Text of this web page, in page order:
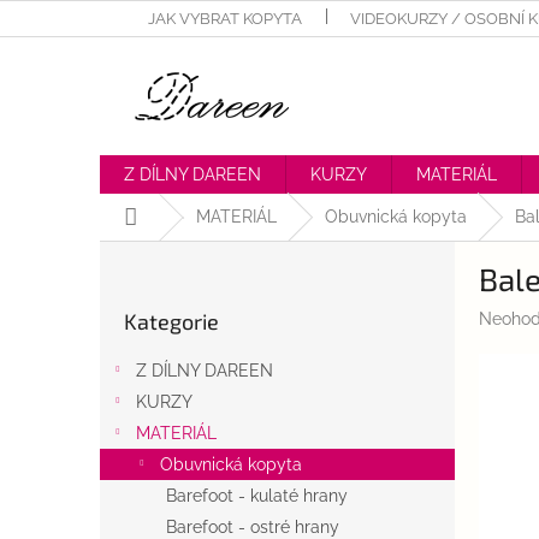
na
JAK VYBRAT KOPYTA VIDEOKURZY / OSOBNÍ
Z DÍLNY DAREEN KURZY MATERIÁL
Domů MATERIÁL Obuvnická kopyta
kategorie
Kategorie
Z DÍLNY DAREEN
KURZY
MATERIÁL
Obuvnická kopyta
Barefoot - kulaté hrany
Barefoot - ostré hrany